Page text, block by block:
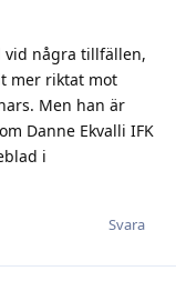
vid några tillfällen,
mer riktat mot
Men han är
Danne Ekvalli IFK
i
Svara